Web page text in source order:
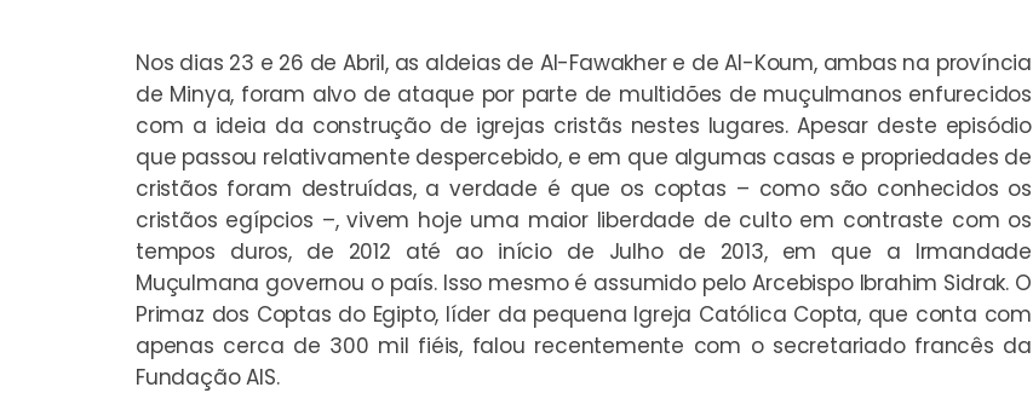
Nos dias 23 e 26 de Abril, as aldeias de Al-Fawakher e de Al-Koum, ambas na província
de Minya, foram alvo de ataque por parte de multidões de muçulmanos enfurecidos
com a ideia da construção de igrejas cristãs nestes lugares. Apesar deste episódio
que passou relativamente despercebido, e em que algumas casas e propriedades de
cristãos foram destruídas, a verdade é que os coptas – como são conhecidos os
cristãos egípcios –, vivem hoje uma maior liberdade de culto em contraste com os
tempos duros, de 2012 até ao início de Julho de 2013, em que a Irmandade
Muçulmana governou o país. Isso mesmo é assumido pelo Arcebispo Ibrahim Sidrak. O
Primaz dos Coptas do Egipto, líder da pequena Igreja Católica Copta, que conta com
apenas cerca de 300 mil fiéis, falou recentemente com o secretariado francês da
Fundação AIS.